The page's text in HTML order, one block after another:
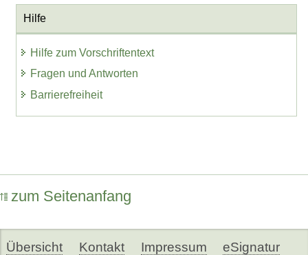
Hilfe
Hilfe zum Vorschriftentext
Fragen und Antworten
Barrierefreiheit
zum Seitenanfang
Übersicht Kontakt Impressum eSignatur